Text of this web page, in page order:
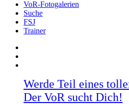
VoR-Fotogalerien
Suche
FSJ
Trainer
Werde Teil eines
Der VoR sucht Dich!